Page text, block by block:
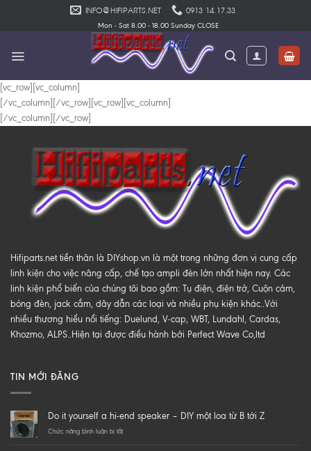
INFO@HIFIPARTS.NET 0913 14.17.33
Mon - Sat 8.00 - 18.00 Sunday CLOSE
[vc_row][vc_column]
[/vc_column][/vc_row][vc_row][vc_column]
[/vc_column][/vc_row]
Hifiparts.net tiền thân là DIYshop.vn là một trong những đơn vị cung cấp
linh kiện cho việc nâng cấp, chế tạo ampli đèn lớn nhất hiện nay. Các
linh kiện phổ biến của chúng tôi bao gồm: Tụ điện, điện trở, Cuộn cảm,
bóng đèn, jack cắm, dây dẫn các loại và nhiều phụ kiện khác..Với
nhiều thương hiểu nổi tiếng: Duelund, V-cap, WBT, Lundahl, Cardas,
Khozmo, ALPS..Hiện tại được điều hành bởi Perfect Wave Co,ltd
TIN MỚI ĐĂNG
Do it yourself a hi-end speaker – DIY một loa từ B tới Z
Chức năng bình luận bị tắtở